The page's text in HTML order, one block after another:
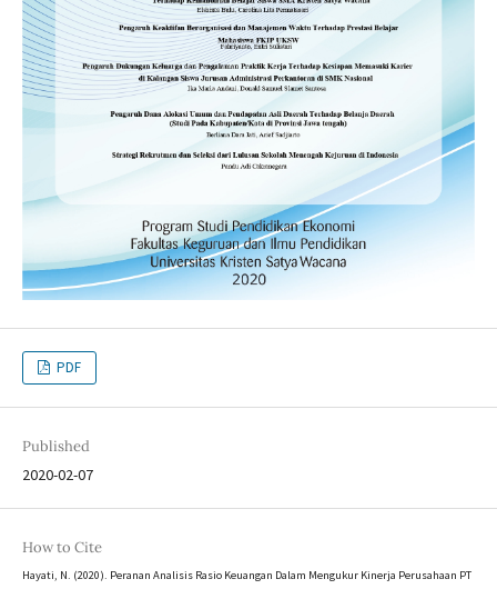
PDF
Published
2020-02-07
How to Cite
Hayati, N. (2020). Peranan Analisis Rasio Keuangan Dalam Mengukur Kinerja Perusahaan PT